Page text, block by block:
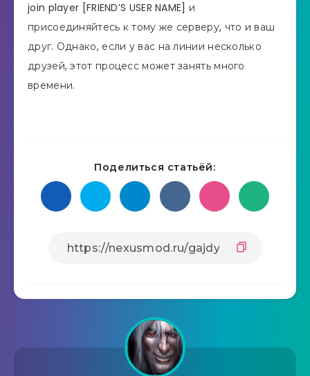
join player [FRIEND’S USER NAME] и
присоединяйтесь к тому же серверу, что и ваш
друг. Однако, если у вас на линии несколько
друзей, этот процесс может занять много
времени.
Поделиться статьёй: